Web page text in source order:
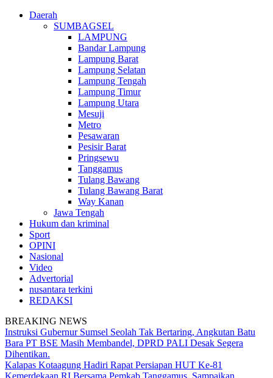
Daerah
SUMBAGSEL
LAMPUNG
Bandar Lampung
Lampung Barat
Lampung Selatan
Lampung Tengah
Lampung Timur
Lampung Utara
Mesuji
Metro
Pesawaran
Pesisir Barat
Pringsewu
Tanggamus
Tulang Bawang
Tulang Bawang Barat
Way Kanan
Jawa Tengah
Hukum dan kriminal
Sport
OPINI
Nasional
Video
Advertorial
nusantara terkini
REDAKSI
BREAKING NEWS
Instruksi Gubernur Sumsel Seolah Tak Bertaring, Angkutan Batu
Bara PT BSE Masih Membandel, DPRD PALI Desak Segera
Dihentikan.
Kalapas Kotaagung Hadiri Rapat Persiapan HUT Ke-81
Kemerdekaan RI Bersama Pemkab Tanggamus, Sampaikan